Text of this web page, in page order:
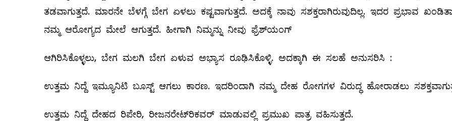
ತಡವಾಗುತ್ತದೆ. ಮಾರನೇ ಬೆಳಗ್ಗೆ ಬೇಗ ಏಳಲು ಕಷ್ಟವಾಗುತ್ತದೆ. ಅದಕ್ಕೆ ನಾವು ಸಶಕ್ತರಾಗಿರುವುದಿಲ್ಲ. ಇದರ ಪ್ರಭಾವ
ನಮ್ಮ ಆರೋಗ್ಯದ ಮೇಲೆ ಆಗುತ್ತದೆ. ಹೀಗಾಗಿ ನಿಮ್ಮನ್ನು ನೀವು ಫ್ರೆಶ್‌ಯಂಗ್
ಆಗಿರಿಸಿಕೊಳ್ಳಲು, ಬೇಗ ಮಲಗಿ ಬೇಗ ಏಳುವ ಅಭ್ಯಾಸ ರೂಢಿಸಿಕೊಳ್ಳಿ. ಅದಕ್ಕಾಗಿ ಈ ಸಲಹೆ ಅನುಸರಿಸಿ :
ಉತ್ತಮ ನಿದ್ದೆ ಇಮ್ಯೂನಿಟಿ ಬೂಸ್ಟ್ ಆಗಲು ಕಾರಣ. ಇದರಿಂದಾಗಿ ನಮ್ಮ ದೇಹ ರೋಗಗಳ ವಿರುದ್ಧ ಹೋರಾಡಲು
ಉತ್ತಮ ನಿದ್ದೆ ದೇಹದ ರಿಪೇರಿ, ರೀಜನರೇಟ್‌ರಿಕವರ್‌ ಮಾಡುವಲ್ಲಿ ಪ್ರಮುಖ ಪಾತ್ರ ವಹಿಸುತ್ತದೆ.